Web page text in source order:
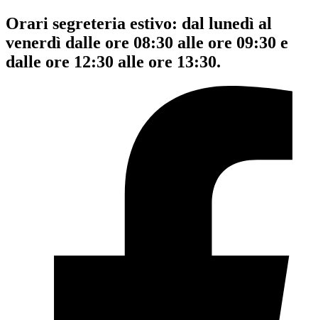
Orari segreteria estivo: dal lunedì al
venerdì dalle ore 08:30 alle ore 09:30 e
dalle ore 12:30 alle ore 13:30.